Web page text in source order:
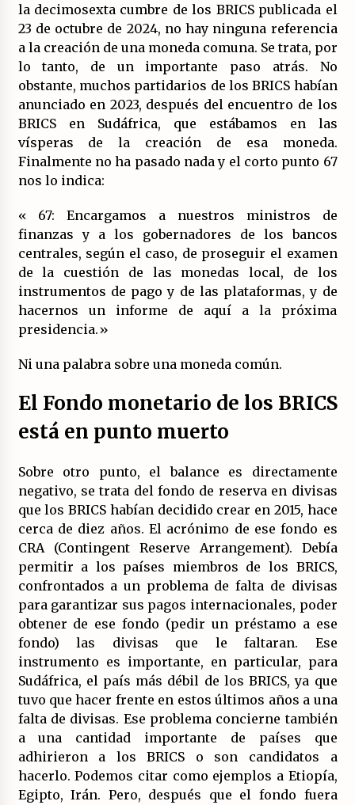
la decimosexta cumbre de los BRICS publicada el
23 de octubre de 2024, no hay ninguna referencia
a la creación de una moneda comuna. Se trata, por
lo tanto, de un importante paso atrás. No
obstante, muchos partidarios de los BRICS habían
anunciado en 2023, después del encuentro de los
BRICS en Sudáfrica, que estábamos en las
vísperas de la creación de esa moneda.
Finalmente no ha pasado nada y el corto punto 67
nos lo indica:
« 67: Encargamos a nuestros ministros de
finanzas y a los gobernadores de los bancos
centrales, según el caso, de proseguir el examen
de la cuestión de las monedas local, de los
instrumentos de pago y de las plataformas, y de
hacernos un informe de aquí a la próxima
presidencia.»
Ni una palabra sobre una moneda común.
El Fondo monetario de los BRICS
está en punto muerto
Sobre otro punto, el balance es directamente
negativo, se trata del fondo de reserva en divisas
que los BRICS habían decidido crear en 2015, hace
cerca de diez años. El acrónimo de ese fondo es
CRA (Contingent Reserve Arrangement). Debía
permitir a los países miembros de los BRICS,
confrontados a un problema de falta de divisas
para garantizar sus pagos internacionales, poder
obtener de ese fondo (pedir un préstamo a ese
fondo) las divisas que le faltaran. Ese
instrumento es importante, en particular, para
Sudáfrica, el país más débil de los BRICS, ya que
tuvo que hacer frente en estos últimos años a una
falta de divisas. Ese problema concierne también
a una cantidad importante de países que
adhirieron a los BRICS o son candidatos a
hacerlo. Podemos citar como ejemplos a Etiopía,
Egipto, Irán. Pero, después que el fondo fuera